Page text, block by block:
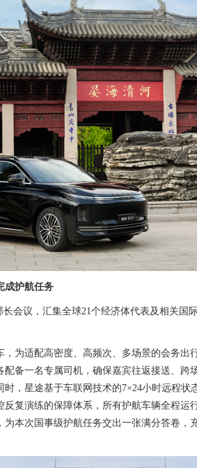
成护航任务
长会议，汇集全球21个经济体代表及相关国
，为适配高密度、高频次、多场景的会务出
备一名专属司机，确保嘉宾往返接送、跨场
，星途基于车联网技术的7×24小时远程状态
复演练的保障体系，所有护航车辆全程运行
本次国事级护航任务交出一张满分答卷，充